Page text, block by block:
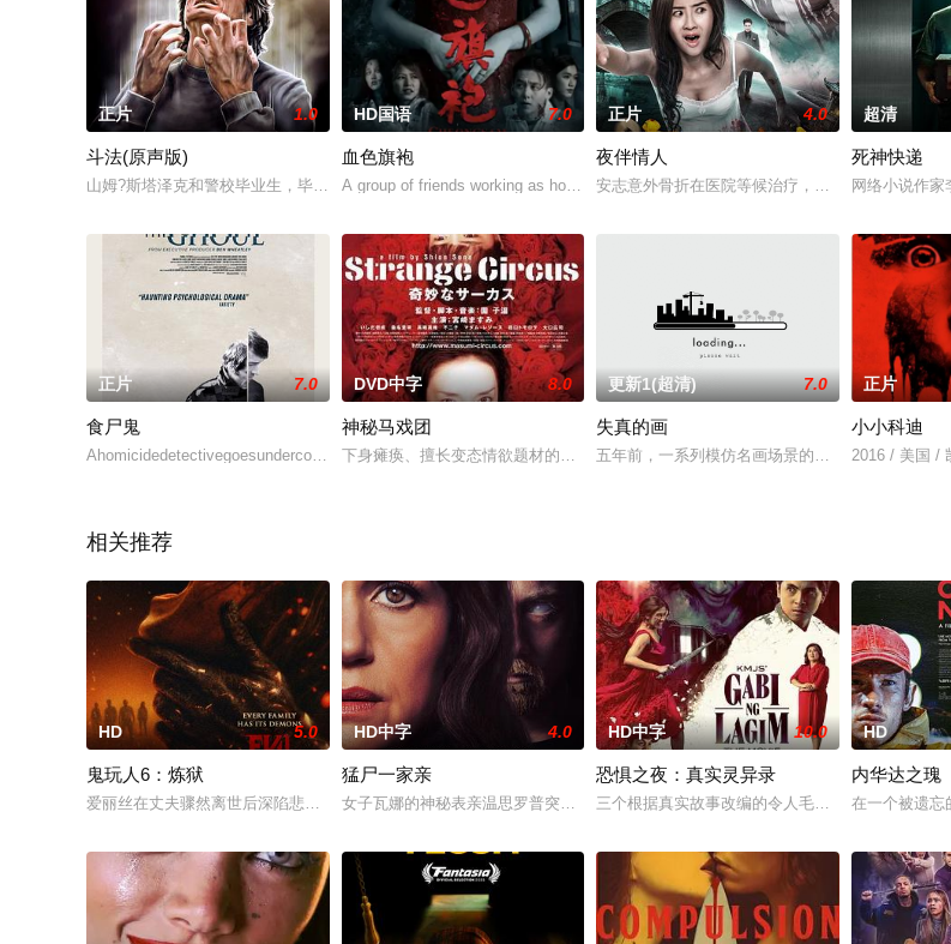
正片 1.0
斗法(原声版)
山姆?斯塔泽克和警校毕业生，毕业后与养父一样当上了警察。刚参加工作不久，就发生了一连串警察被杀事件，而凶手看上
HD国语 7.0
血色旗袍
A group of friends working as house cleaners are doing their jobs in an old bung
正片 4.0
夜伴情人
安志意外骨折在医院等候治疗，他恍惚间总是看到
超清
死神快递
网络小说作家
正片 7.0
食尸鬼
Ahomicidedetectivegoesundercoverasapatienttoinvestigateapsychotherapisthebelieve
DVD中字 8.0
神秘马戏团
下身瘫痪、擅长变态情欲题材的人气女作家三泽妙子（宮崎ますみ 饰）正在创作一部
更新1(超清) 7.0
失真的画
五年前，一系列模仿名画场景的连环杀人案轰动纽
正片
小小科迪
2016 / 美国 /
相关推荐
HD 5.0
鬼玩人6：炼狱
爱丽丝在丈夫骤然离世后深陷悲痛，受邀前往公婆的乡间庄园暂住，试图和丈夫的家人互相慰藉，一同走出丧亲的阴霾。可入
HD中字 4.0
猛尸一家亲
女子瓦娜的神秘表亲温思罗普突然仓皇登门，身后还跟着一个来自异界的危险实体，对
HD中字 10.0
恐惧之夜：真实灵异录
三个根据真实故事改编的令人毛骨悚然的故事，
HD
内华达之瑰
在一个被遗忘